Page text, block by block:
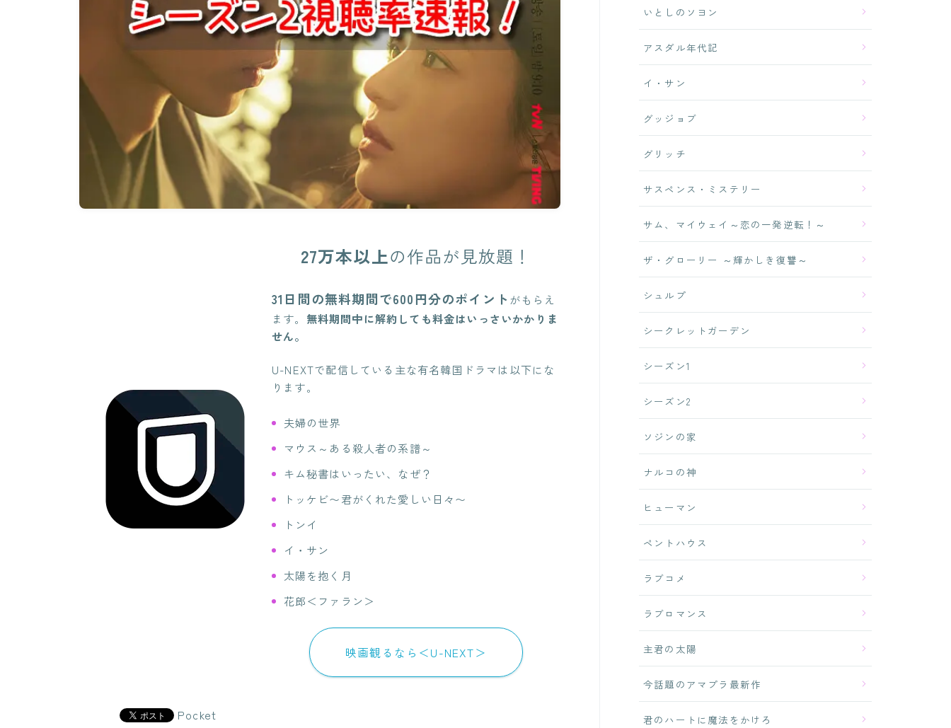
27万本以上の作品が見放題！
31日間の無料期間で600円分のポイントがもらえ
ます。 無料期間中に解約しても料金はいっさいかかりま
せん。
U-NEXTで配信している主な有名韓国ドラマは以下にな
ります。
夫婦の世界
マウス～ある殺人者の系譜～
キム秘書はいったい、なぜ？
トッケビ〜君がくれた愛しい日々〜
トンイ
イ・サン
太陽を抱く月
花郎＜ファラン＞
映画観るなら＜U-NEXT＞
Pocket
いとしのソヨン
アスダル年代記
イ・サン
グッジョブ
グリッチ
サスペンス・ミステリー
サム、マイウェイ～恋の一発逆転！～
ザ・グローリー ～輝かしき復讐～
シュルプ
シークレットガーデン
シーズン1
シーズン2
ソジンの家
ナルコの神
ヒューマン
ペントハウス
ラブコメ
ラブロマンス
主君の太陽
今話題のアマプラ最新作
君のハートに魔法をかけろ